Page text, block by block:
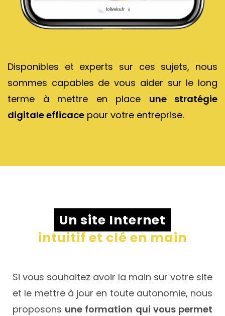
Disponibles et experts sur ces sujets, nous
sommes capables de vous aider sur le long
terme à mettre en place une stratégie
digitale efficace pour votre entreprise.
Un site Internet
intuitif et clé en main
Si vous souhaitez avoir la main sur votre site
et le mettre à jour en toute autonomie, nous
proposons une formation qui vous permet